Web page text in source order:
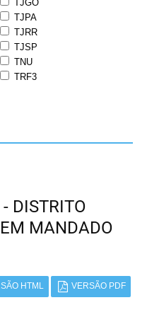
TJGO
TJPA
TJRR
TJSP
TNU
TRF3
DISTRITO
MANDADO
HTML VERSÃO PDF